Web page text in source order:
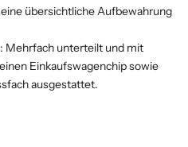
übersichtliche Aufbewahrung
: Mehrfach unterteilt und mit
Einkaufswagenchip sowie
ausgestattet.